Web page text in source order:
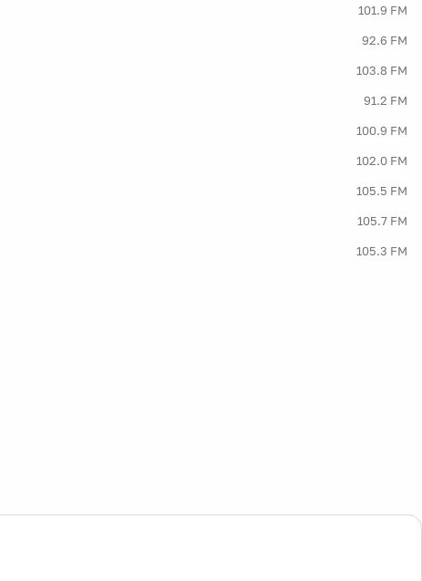
101.9 FM
92.6 FM
103.8 FM
91.2 FM
100.9 FM
102.0 FM
105.5 FM
105.7 FM
105.3 FM